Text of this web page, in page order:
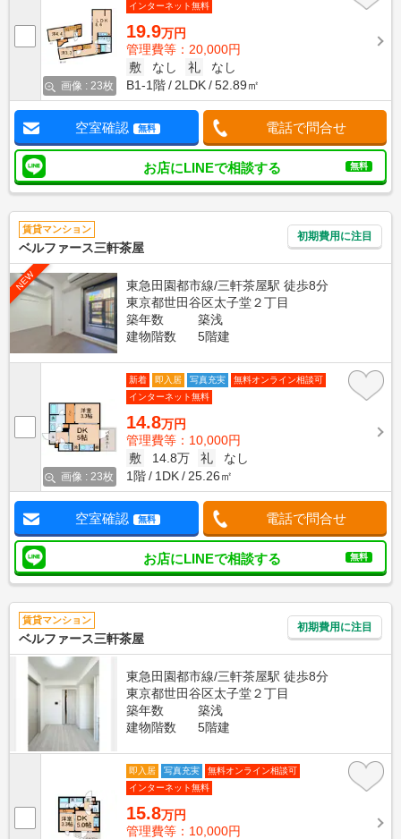
画像 : 23枚
インターネット無料
19.9万円
管理費等：20,000円
敷
なし 礼
なし
B1-1階
2LDK 52.89㎡
空室確認 無料 電話で問合せ
お店にLINEで相談する 無料
賃貸マンション
ベルファース三軒茶屋
初期費用に注目
NEW
東急田園都市線/三軒茶屋駅 徒歩8分
東京都世田谷区太子堂２丁目
築年数
築浅
建物階数
5階建
画像 : 23枚
新着 即入居 写真充実
無料オンライン相談可
インターネット無料
14.8万円
管理費等：10,000円
敷
14.8万 礼
なし
1階
1DK 25.26㎡
空室確認 無料 電話で問合せ
お店にLINEで相談する 無料
賃貸マンション
ベルファース三軒茶屋
初期費用に注目
東急田園都市線/三軒茶屋駅 徒歩8分
東京都世田谷区太子堂２丁目
築年数
築浅
建物階数
5階建
即入居 写真充実
無料オンライン相談可
インターネット無料
15.8万円
管理費等：10,000円